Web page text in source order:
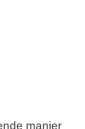
manier